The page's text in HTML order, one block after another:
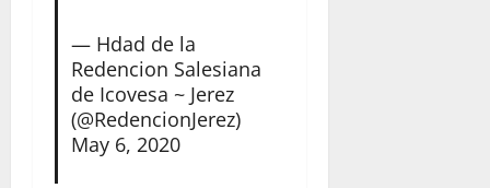
— Hdad de la
Redencion Salesiana
de Icovesa ~ Jerez
(@RedencionJerez)
May 6, 2020